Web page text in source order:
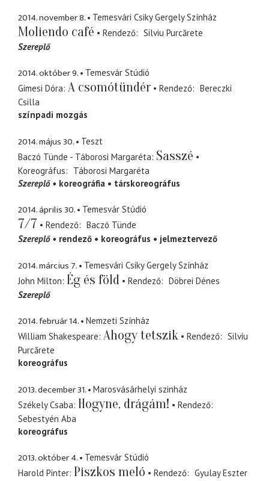
2014. november 8. Temesvári Csiky Gergely Színház
Moliendo café Rendező
Silviu Purcărete
Szereplő
2014. október 9.
Temesvár Stúdió
Gimesi Dóra A csomótündér Rendező
Bereczki
Csilla
színpadi mozgás
2014. május 30.
Teszt
Baczó Tünde - Táborosi Margaréta Sasszé
Koreográfus
Táborosi Margaréta
Szereplő
koreográfia társkoreográfus
2014. április 30. Temesvár Stúdió
7/7 Rendező
Baczó Tünde
Szereplő
rendező koreográfus jelmeztervező
2014. március 7.
Temesvári Csiky Gergely Színház
John Milton Ég és föld Rendező
Döbrei Dénes
Szereplő
2014. február 14.
Nemzeti Színház
William Shakespeare Ahogy tetszik Rendező
Silviu
Purcărete
koreográfus
2013. december 31.
Marosvásárhelyi szinház
Székely Csaba Hogyne, drágám!
Rendező
Sebestyén Aba
koreográfus
2013. október 4.
Temesvár Stúdió
Harold Pinter Piszkos meló Rendező Gyulay Eszter